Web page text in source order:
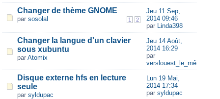
Changer de thème GNOME
1 2
par sosolal
Jeu 11 Sep,
2014 09:46
par Linda398
Changer la langue d'un clavier
sous xubuntu
par Atomix
Jeu 14 Août,
2014 16:29
par
verslouest_le_même
Disque externe hfs en lecture
seule
par syldupac
Lun 19 Mai,
2014 17:34
par syldupac